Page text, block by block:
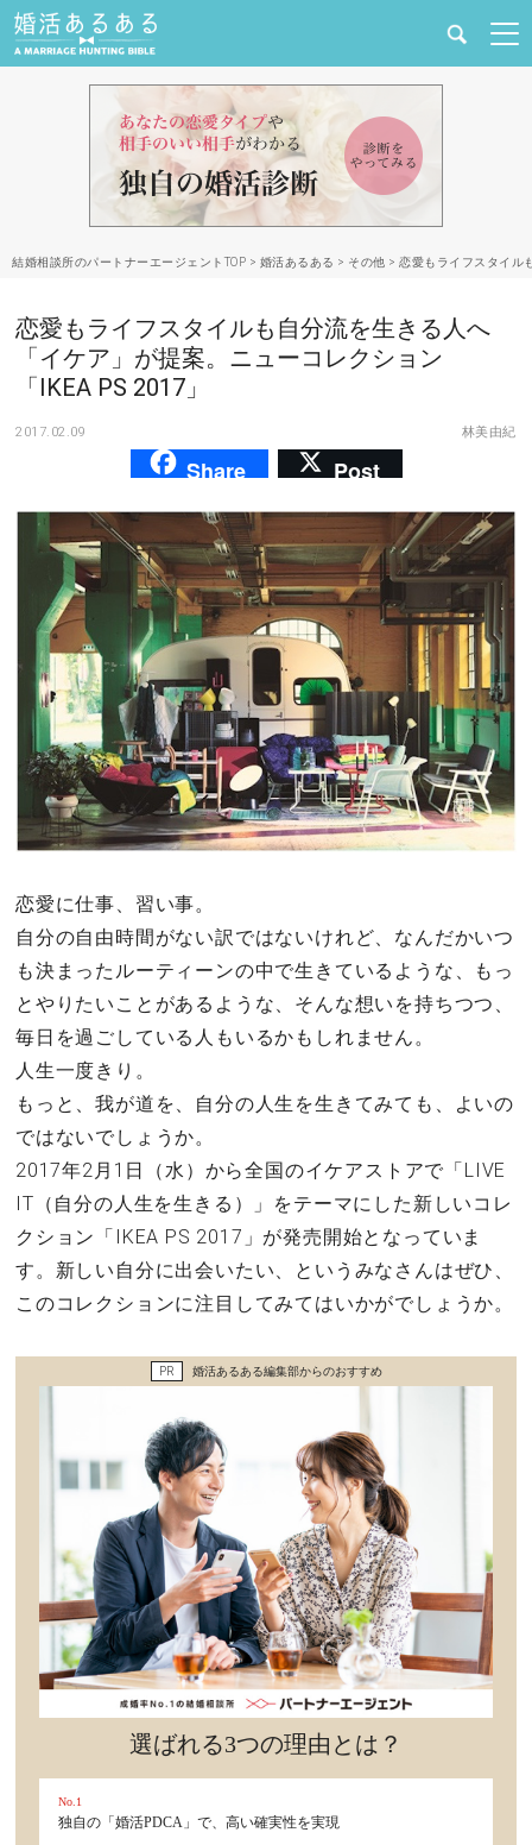
合コン・街コン
あるある
その他
ドキドキ
仕事とキャリア
特集
占い・診断
ファッション・美容
グルメ
セックスライフ
不倫・だめ男
感動
心の処方箋
結婚相談所のパートナーエージェントTOP > 婚活あるある > その他 > 恋愛もライフスタイル
恋愛もライフスタイルも自分流を生きる人へ
「イケア」が提案。ニューコレクション
「IKEA PS 2017」
2017.02.09 林美由紀
Share Post
恋愛に仕事、習い事。
自分の自由時間がない訳ではないけれど、なんだかいつ
も決まったルーティーンの中で生きているような、もっ
とやりたいことがあるような、そんな想いを持ちつつ、
毎日を過ごしている人もいるかもしれません。
人生一度きり。
もっと、我が道を、自分の人生を生きてみても、よいの
ではないでしょうか。
2017年2月1日（水）から全国のイケアストアで「LIVE
IT（自分の人生を生きる）」をテーマにした新しいコレ
クション「IKEA PS 2017」が発売開始となっていま
す。新しい自分に出会いたい、というみなさんはぜひ、
このコレクションに注目してみてはいかがでしょうか。
PR 婚活あるある編集部からのおすすめ
選ばれる3つの理由とは？
No.1
独自の「婚活PDCA」で、高い確実性を実現